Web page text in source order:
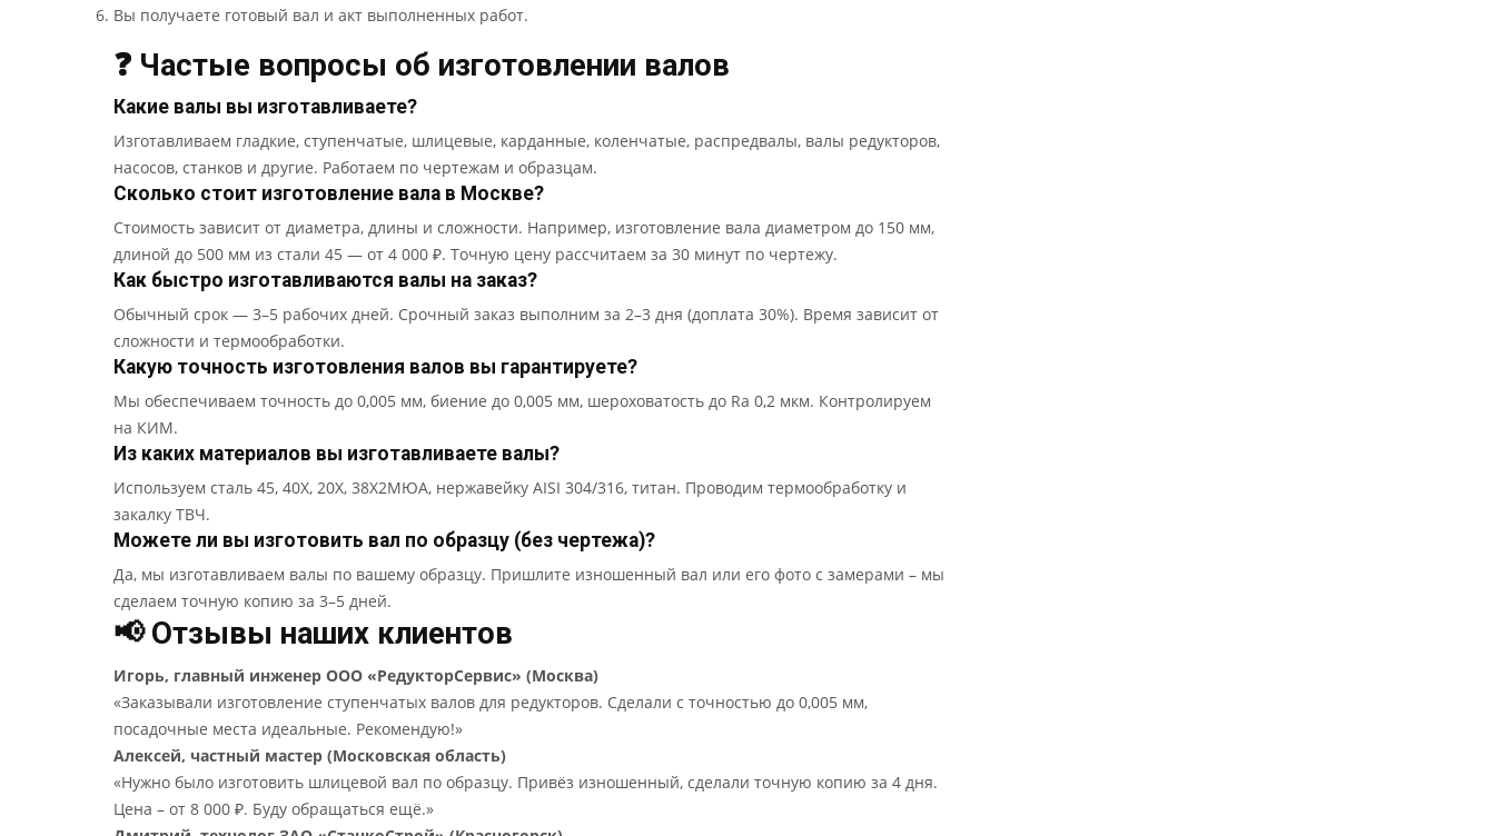
Вы получаете готовый вал и акт выполненных работ.
❓ Частые вопросы об изготовлении валов
Какие валы вы изготавливаете?
Изготавливаем гладкие, ступенчатые, шлицевые, карданные, коленчатые, распредвалы, валы редукторов,
насосов, станков и другие. Работаем по чертежам и образцам.
Сколько стоит изготовление вала в Москве?
Стоимость зависит от диаметра, длины и сложности. Например, изготовление вала диаметром до 150 мм,
длиной до 500 мм из стали 45 — от 4 000 ₽. Точную цену рассчитаем за 30 минут по чертежу.
Как быстро изготавливаются валы на заказ?
Обычный срок — 3–5 рабочих дней. Срочный заказ выполним за 2–3 дня (доплата 30%). Время зависит от
сложности и термообработки.
Какую точность изготовления валов вы гарантируете?
Мы обеспечиваем точность до 0,005 мм, биение до 0,005 мм, шероховатость до Ra 0,2 мкм. Контролируем
на КИМ.
Из каких материалов вы изготавливаете валы?
Используем сталь 45, 40Х, 20Х, 38Х2МЮА, нержавейку AISI 304/316, титан. Проводим термообработку и
закалку ТВЧ.
Можете ли вы изготовить вал по образцу (без чертежа)?
Да, мы изготавливаем валы по вашему образцу. Пришлите изношенный вал или его фото с замерами – мы
сделаем точную копию за 3–5 дней.
📢 Отзывы наших клиентов
Игорь, главный инженер ООО «РедукторСервис» (Москва)
«Заказывали изготовление ступенчатых валов для редукторов. Сделали с точностью до 0,005 мм,
посадочные места идеальные. Рекомендую!»
Алексей, частный мастер (Московская область)
«Нужно было изготовить шлицевой вал по образцу. Привёз изношенный, сделали точную копию за 4 дня.
Цена – от 8 000 ₽. Буду обращаться ещё.»